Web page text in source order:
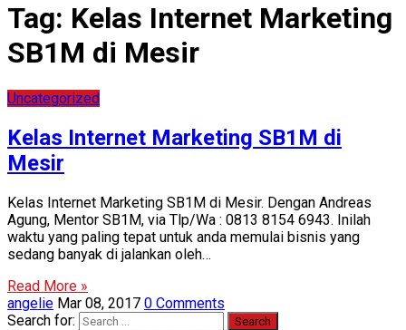
Tag: Kelas Internet Marketing
SB1M di Mesir
Uncategorized
Kelas Internet Marketing SB1M di
Mesir
Kelas Internet Marketing SB1M di Mesir. Dengan Andreas
Agung, Mentor SB1M, via Tlp/Wa : 0813 8154 6943. Inilah
waktu yang paling tepat untuk anda memulai bisnis yang
sedang banyak di jalankan oleh…
Read More »
angelie Mar 08, 2017 0 Comments
Search for: